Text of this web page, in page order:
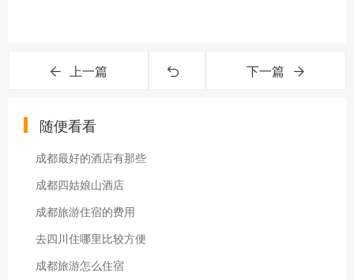
上一篇 下一篇
随便看看
成都最好的酒店有那些
成都四姑娘山酒店
成都旅游住宿的费用
去四川住哪里比较方便
成都旅游怎么住宿